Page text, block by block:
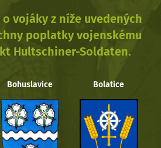
vojáky z níže uvedených
poplatky vojenskému
Hultschiner-Soldaten.
Bohuslavice Bolatice